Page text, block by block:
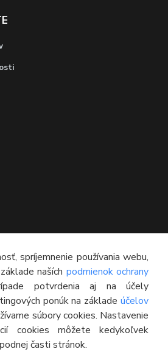
608
spríjemnenie používania webu,
naších podmienok ochrany
potvrdenia aj na účely
ponúk na základeúčelov
súbory cookies. Nastavenie
cookies môžete kedykoľvek
časti stránok.